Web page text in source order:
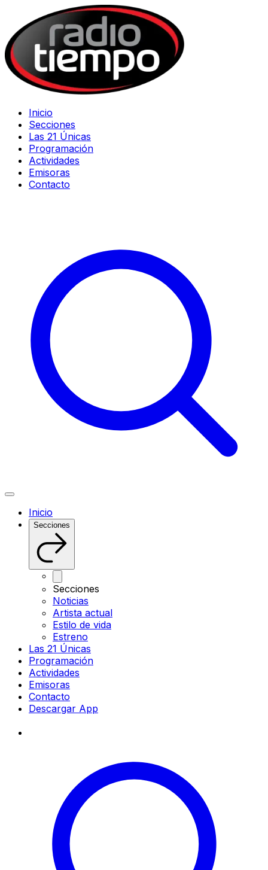
Inicio
Secciones
Las 21 Únicas
Programación
Actividades
Emisoras
Contacto
Inicio
Secciones
Secciones
Noticias
Artista actual
Estilo de vida
Estreno
Las 21 Únicas
Programación
Actividades
Emisoras
Contacto
Descargar App